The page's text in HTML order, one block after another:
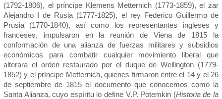
(1792-1806), el príncipe Klemens Metternich (1773-1859), el zar
Alejandro I de Rusia (1777-1825), el rey Federico Guillermo de
Prusia (1770-1840), así como los representantes ingleses y
franceses, impulsaron en la reunión de Viena de 1815 la
conformación de una alianza de fuerzas militares y subsidios
económicos para combatir cualquier movimiento liberal que
alterara el orden restaurado por el duque de Wellington (1779-
1852) y el príncipe Metternich, quienes firmaron entre el 14 y el 26
de septiembre de 1815 el documento que conocemos como la
Santa Alianza, cuyo espíritu lo define V.P. Potemkin (Historia de la